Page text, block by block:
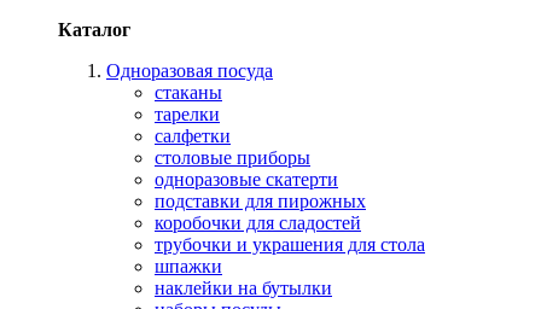
Каталог
Одноразовая посуда
стаканы
тарелки
салфетки
столовые приборы
одноразовые скатерти
подставки для пирожных
коробочки для сладостей
трубочки и украшения для стола
шпажки
наклейки на бутылки